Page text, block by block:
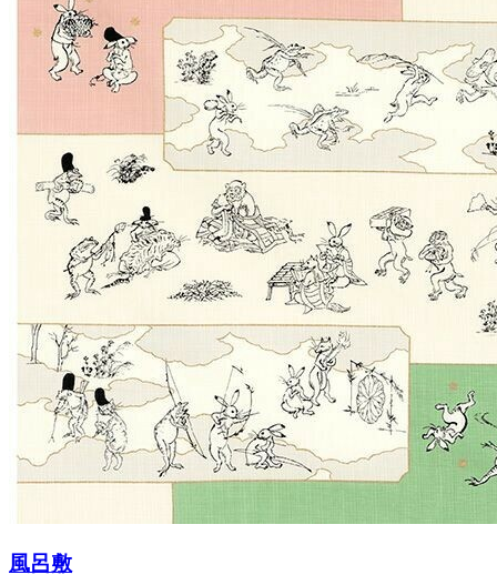
風呂敷